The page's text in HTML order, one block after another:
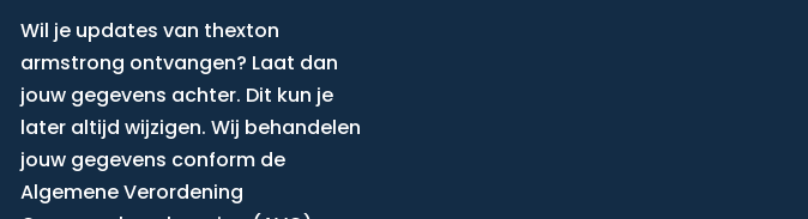
Wil je updates van thexton
armstrong ontvangen? Laat dan
jouw gegevens achter. Dit kun je
later altijd wijzigen. Wij behandelen
jouw gegevens conform de
Algemene Verordening